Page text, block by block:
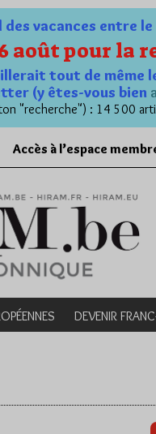
des vacances entre
août pour la
tout de même
(y êtes-vous bien
"recherche") : 14 500
Accès à l’espace
DEVENIR